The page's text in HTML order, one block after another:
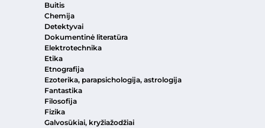
Buitis
Chemija
Detektyvai
Dokumentinė literatūra
Elektrotechnika
Etika
Etnografija
Ezoterika, parapsichologija, astrologija
Fantastika
Filosofija
Fizika
Galvosūkiai, kryžiažodžiai